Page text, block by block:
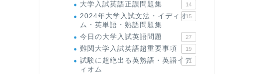
大学入試英語正誤問題集 14
2024年大学入試文法・イディオ
ム・英単語・熟語問題集
15
今日の大学入試英語問題 27
難関大学入試英語超重要事項 19
試験に超絶出る英熟語・英語イデ
ィオム
71